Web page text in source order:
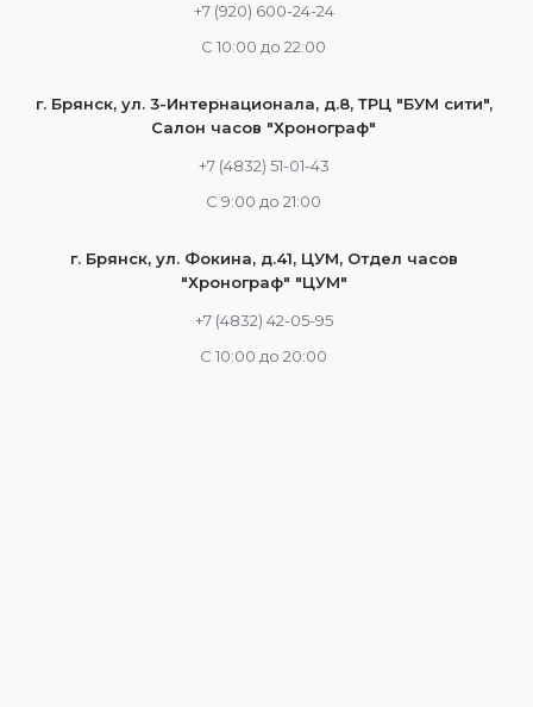
+7 (920) 600-24-24
С 10:00 до 22:00
г. Брянск, ул. 3-Интернационала, д.8, ТРЦ "БУМ сити",
Салон часов "Хронограф"
+7 (4832) 51-01-43
С 9:00 до 21:00
г. Брянск, ул. Фокина, д.41, ЦУМ, Отдел часов
"Хронограф" "ЦУМ"
+7 (4832) 42-05-95
С 10:00 до 20:00